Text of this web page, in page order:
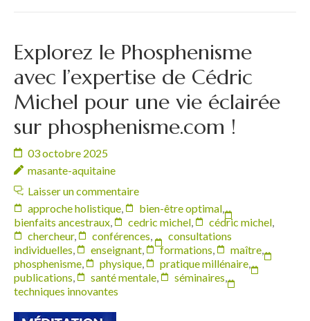
Explorez le Phosphenisme
avec l’expertise de Cédric
Michel pour une vie éclairée
sur phosphenisme.com !
03 octobre 2025
masante-aquitaine
Laisser un commentaire
approche holistique
bien-être optimal
bienfaits ancestraux
cedric michel cédric michel
chercheur, conférences
consultations
individuelles
enseignant formations maître
phosphenisme
physique pratique millénaire
publications
santé mentale séminaires
techniques innovantes